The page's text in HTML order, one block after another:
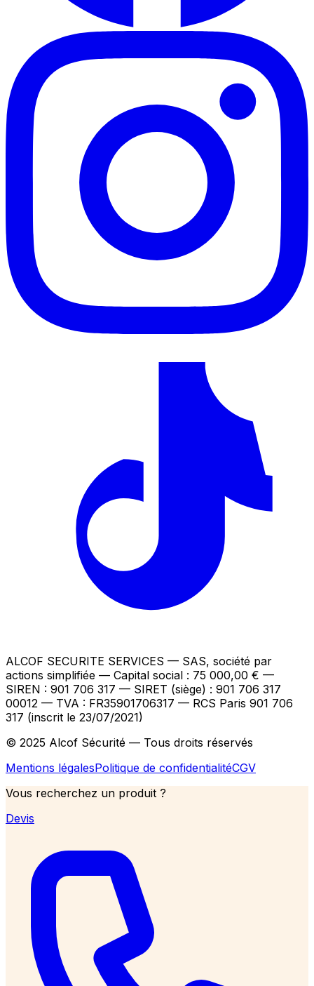
ALCOF SECURITE SERVICES — SAS, société par
actions simplifiée — Capital social : 75 000,00 € —
SIREN : 901 706 317 — SIRET (siège) : 901 706 317
00012 — TVA : FR35901706317 — RCS Paris 901 706
317 (inscrit le 23/07/2021)
© 2025 Alcof Sécurité — Tous droits réservés
Mentions légalesPolitique de confidentialitéCGV
Vous recherchez un produit ?
Devis